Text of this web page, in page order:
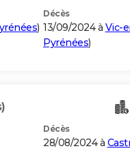
)
Décès
13/09/2024 à Vic-
Pyrénées)
Décès
28/08/2024 à